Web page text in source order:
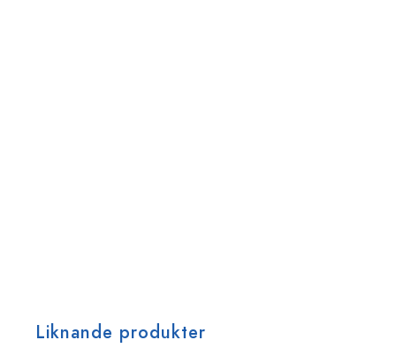
Liknande produkter